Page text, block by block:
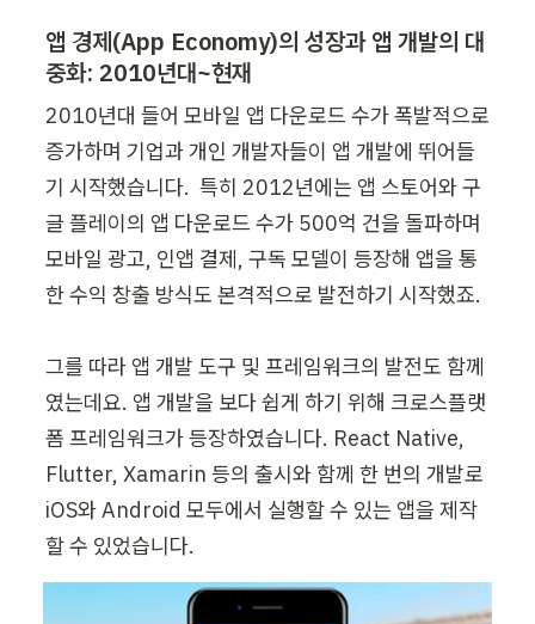
앱 경제(App Economy)의 성장과 앱 개발의 대
중화: 2010년대~현재
2010년대 들어 모바일 앱 다운로드 수가 폭발적으로
증가하며 기업과 개인 개발자들이 앱 개발에 뛰어들
기 시작했습니다.  특히 2012년에는 앱 스토어와 구
글 플레이의 앱 다운로드 수가 500억 건을 돌파하며
모바일 광고, 인앱 결제, 구독 모델이 등장해 앱을 통
한 수익 창출 방식도 본격적으로 발전하기 시작했죠.
그를 따라 앱 개발 도구 및 프레임워크의 발전도 함께
였는데요. 앱 개발을 보다 쉽게 하기 위해 크로스플랫
폼 프레임워크가 등장하였습니다. React Native,
Flutter, Xamarin 등의 출시와 함께 한 번의 개발로
iOS와 Android 모두에서 실행할 수 있는 앱을 제작
할 수 있었습니다.